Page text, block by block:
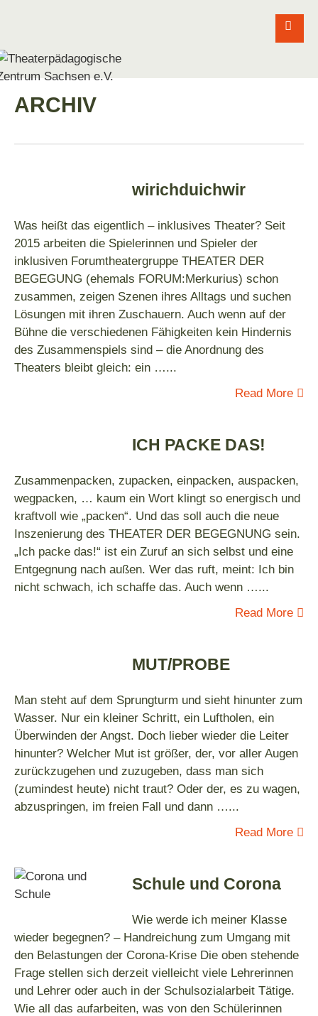
ARCHIV
wirichduichwir
Was heißt das eigentlich – inklusives Theater? Seit
2015 arbeiten die Spielerinnen und Spieler der
inklusiven Forumtheatergruppe THEATER DER
BEGEGUNG (ehemals FORUM:Merkurius) schon
zusammen, zeigen Szenen ihres Alltags und suchen
Lösungen mit ihren Zuschauern. Auch wenn auf der
Bühne die verschiedenen Fähigkeiten kein Hindernis
des Zusammenspiels sind – die Anordnung des
Theaters bleibt gleich: ein …...
Read More
ICH PACKE DAS!
Zusammenpacken, zupacken, einpacken, auspacken,
wegpacken, … kaum ein Wort klingt so energisch und
kraftvoll wie „packen“. Und das soll auch die neue
Inszenierung des THEATER DER BEGEGNUNG sein.
„Ich packe das!“ ist ein Zuruf an sich selbst und eine
Entgegnung nach außen. Wer das ruft, meint: Ich bin
nicht schwach, ich schaffe das. Auch wenn …...
Read More
MUT/PROBE
Man steht auf dem Sprungturm und sieht hinunter zum
Wasser. Nur ein kleiner Schritt, ein Luftholen, ein
Überwinden der Angst. Doch lieber wieder die Leiter
hinunter? Welcher Mut ist größer, der, vor aller Augen
zurückzugehen und zuzugeben, dass man sich
(zumindest heute) nicht traut? Oder der, es zu wagen,
abzuspringen, im freien Fall und dann …...
Read More
Schule und Corona
Wie werde ich meiner Klasse
wieder begegnen? – Handreichung zum Umgang mit
den Belastungen der Corona-Krise Die oben stehende
Frage stellen sich derzeit vielleicht viele Lehrerinnen
und Lehrer oder auch in der Schulsozialarbeit Tätige.
Wie all das aufarbeiten, was von den Schülerinnen